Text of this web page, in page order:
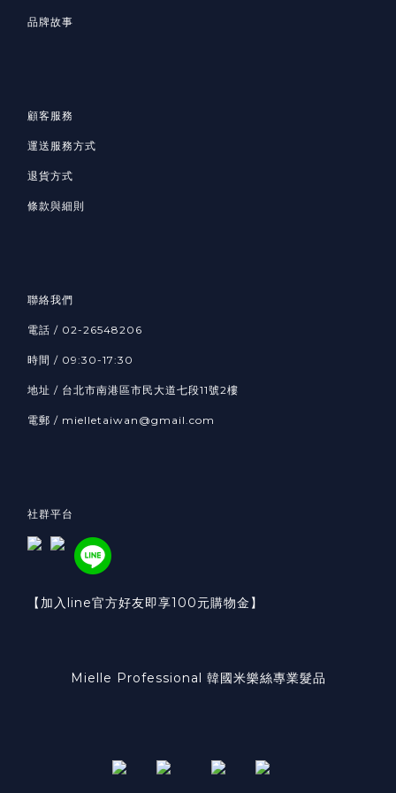
品牌故事
顧客服務
運送服務方式
退貨方式
條款與細則
聯絡我們
電話 / 02-26548206
時間 / 09:30-17:30
地址 / 台北市南港區市民大道七段11號2樓
電郵 / mielletaiwan@gmail.com
社群平台
【加入line官方好友即享100元購物金】
Mielle Professional 韓國米樂絲專業髮品